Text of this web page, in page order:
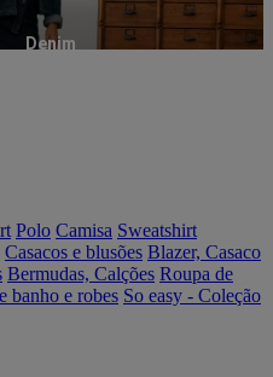
Denim
Polo Camisa Sweatshirt
Casacos e blusões Blazer, Casaco
Bermudas, Calções Roupa de
banho e robes So easy - Coleção